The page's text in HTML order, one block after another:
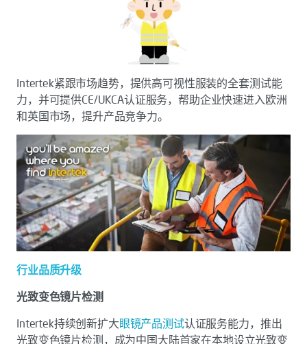
Intertek紧跟市场趋势，提供高可视性服装的全套测试能
力，并可提供CE/UKCA认证服务，帮助企业快速进入欧洲
和英国市场，提升产品竞争力。
行业品质升级
光致变色镜片检测
Intertek持续创新扩大眼镜产品测试认证服务能力，推出
光致变色镜片检测，成为中国大陆首家在本地设立光致变